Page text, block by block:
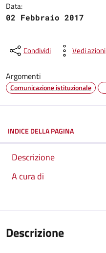
Data:
02 Febbraio 2017
Condividi Vedi azioni
Argomenti
Comunicazione istituzionale
INDICE DELLA PAGINA
Descrizione
A cura di
Descrizione